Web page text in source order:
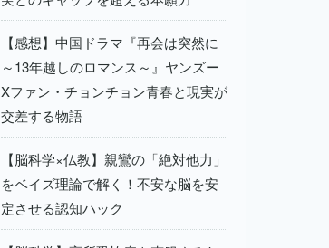
【感想】中国ドラマ『再会は突然に
～13年越しのロマンス～』ヤンズー
Xファン・チョンチョン青春と現実が
交差する物語
【脳科学×仏教】親鸞の「絶対他力」
をベイズ理論で解く！不安な脳を安
定させる認知ハック